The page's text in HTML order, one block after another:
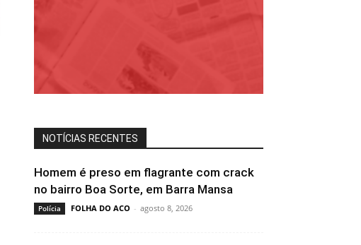
NOTÍCIAS RECENTES
Homem é preso em flagrante com crack
no bairro Boa Sorte, em Barra Mansa
Polícia FOLHA DO ACO - agosto 8, 2026